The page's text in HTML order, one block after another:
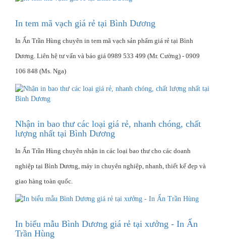
In tem mã vạch giá rẻ tại Bình Dương
In Ấn Trần Hùng chuyên in tem mã vạch sản phẩm giá rẻ tại Bình
Dương. Liên hệ tư vấn và báo giá 0989 533 499 (Mr. Cường) - 0909
106 848 (Ms. Nga)
Nhận in bao thư các loại giá rẻ, nhanh chóng, chất
lượng nhất tại Bình Dương
In Ấn Trần Hùng chuyên nhận in các loại bao thư cho các doanh
nghiệp tại Bình Dương, máy in chuyên nghiệp, nhanh, thiết kế đẹp và
giao hàng toàn quốc.
In biểu mẫu Bình Dương giá rẻ tại xưởng - In Ấn
Trần Hùng